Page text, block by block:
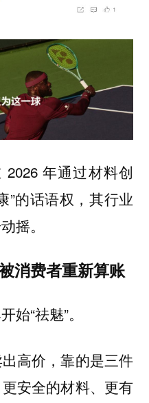
2026 年通过材料创
”的话语权，其行业
摇。
消费者重新算账
始“祛魅”。
高价，靠的是三件
安全的材料、更有